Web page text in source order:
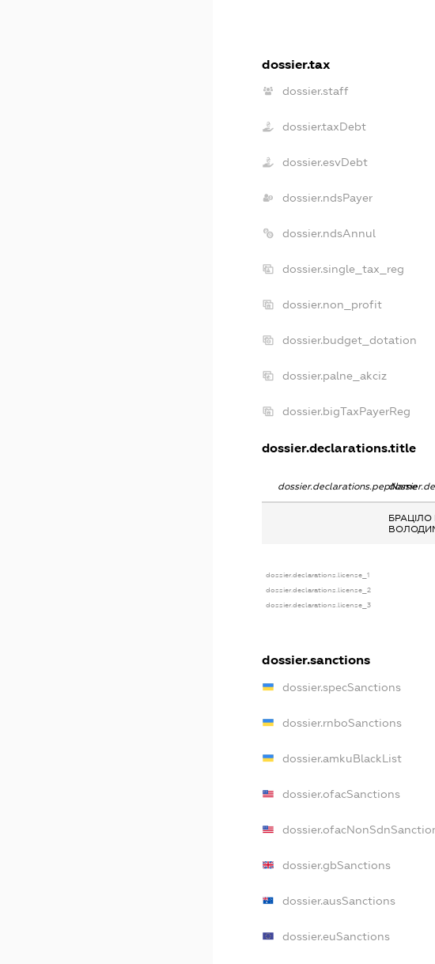
dossier.tax
dossier.staff
dossier.taxDebt
dossier.esvDebt
dossier.ndsPayer
dossier.ndsAnnul
dossier.single_tax_reg
dossier.non_profit
dossier.budget_dotation
dossier.palne_akciz
dossier.bigTaxPayerReg
dossier.declarations.title
dossier.declarations.pepName
dossier.declarations.license_1
dossier.declarations.license_2
dossier.declarations.license_3
dossier.sanctions
dossier.specSanctions
dossier.rnboSanctions
dossier.amkuBlackList
dossier.ofacSanctions
dossier.gbSanctions
dossier.ausSanctions
dossier.euSanctions